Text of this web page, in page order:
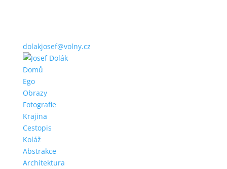
dolakjosef@volny.cz
Domů
Ego
Obrazy
Fotografie
Krajina
Cestopis
Koláž
Abstrakce
Architektura